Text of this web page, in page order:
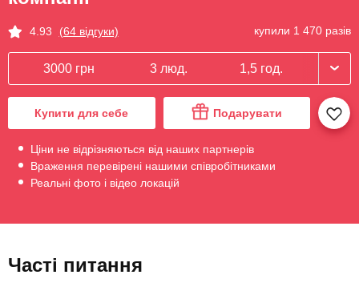
4.93 (64 відгуки) купили 1 470 разів
3000 грн 3 люд. 1,5 год.
Купити для себе Подарувати
Ціни не відрізняються від наших партнерів
Враження перевірені нашими співробітниками
Реальні фото і відео локацій
Часті питання